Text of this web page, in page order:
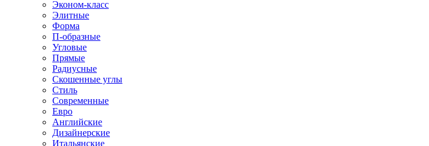
Эконом-класс
Элитные
Форма
П-образные
Угловые
Прямые
Радиусные
Скошенные углы
Стиль
Современные
Евро
Английские
Дизайнерские
Итальянские